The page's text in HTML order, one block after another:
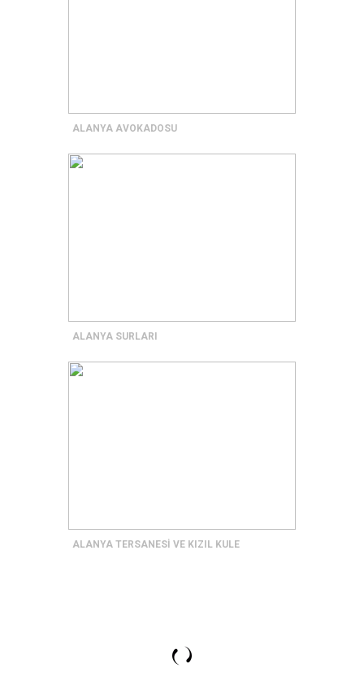
ALANYA AVOKADOSU
ALANYA SURLARI
ALANYA TERSANESİ VE KIZIL KULE